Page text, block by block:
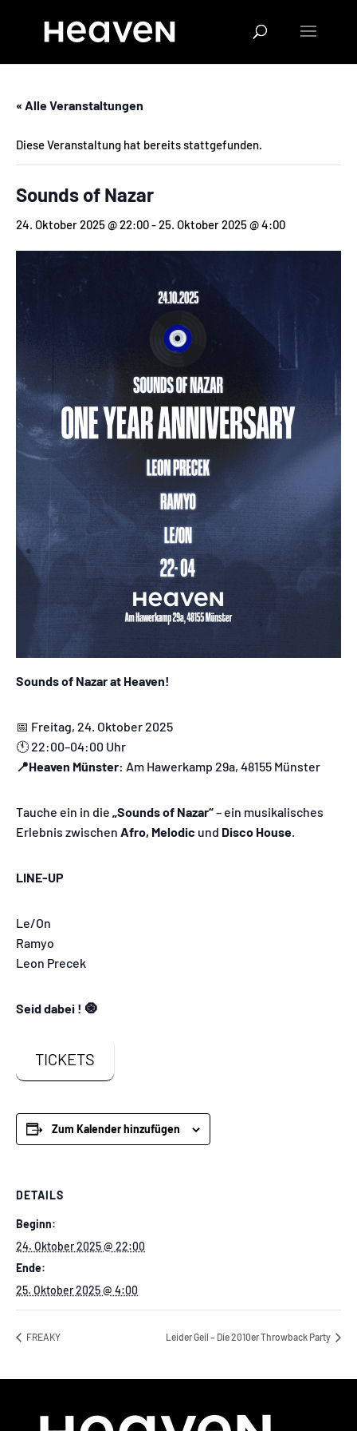
« Alle Veranstaltungen
Diese Veranstaltung hat bereits stattgefunden.
Sounds of Nazar
24. Oktober 2025 @ 22:00-25. Oktober 2025 @ 4:00
Sounds of Nazar at Heaven!
📅 Freitag, 24. Oktober 2025
🕚 22:00–04:00 Uhr
📍Heaven Münster: Am Hawerkamp 29a, 48155 Münster
Tauche ein in die „Sounds of Nazar“– ein musikalisches
Erlebnis zwischen Afro, Melodic und Disco House.
LINE-UP
Le/On
Ramyo
Leon Precek
Seid dabei ! 🧿
TICKETS
Zum Kalender hinzufügen
DETAILS
Beginn:
24. Oktober 2025 @ 22:00
Ende:
25. Oktober 2025 @ 4:00
FREAKY Leider Geil – Die 2010er Throwback Party